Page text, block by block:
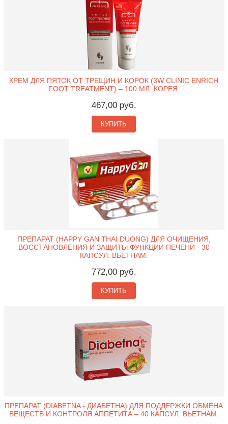
КРЕМ ДЛЯ ПЯТОК ОТ ТРЕЩИН И КОРОК (3W CLINIC ENRICH
FOOT TREATMENT) – 100 МЛ. КОРЕЯ.
467,00 руб.
КУПИТЬ
ПРЕПАРАТ (HAPPY GAN THAI DUONG) ДЛЯ ОЧИЩЕНИЯ,
ВОССТАНОВЛЕНИЯ И ЗАЩИТЫ ФУНКЦИИ ПЕЧЕНИ - 30
КАПСУЛ. ВЬЕТНАМ.
772,00 руб.
КУПИТЬ
ПРЕПАРАТ (DIABETNA - ДИАБЕТНА) ДЛЯ ПОДДЕРЖКИ ОБМЕНА
ВЕЩЕСТВ И КОНТРОЛЯ АППЕТИТА – 40 КАПСУЛ. ВЬЕТНАМ.